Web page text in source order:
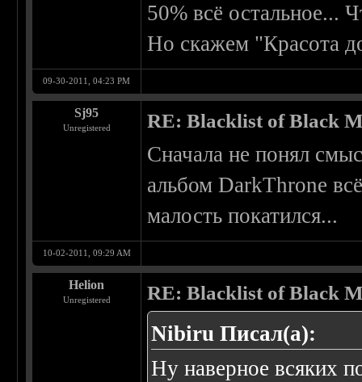
50% всё остальное...
Но скажем "Красота
09-30-2011, 04:23 PM
Sj95
Unregistered RE: Blacklist of Black
Сначала не понял
альбом DarkThrone
малость покатился...
10-02-2011, 09:29 AM
Helion
Unregistered RE: Blacklist of Black
Nibiru Писал(а):
Ну наверное всяких